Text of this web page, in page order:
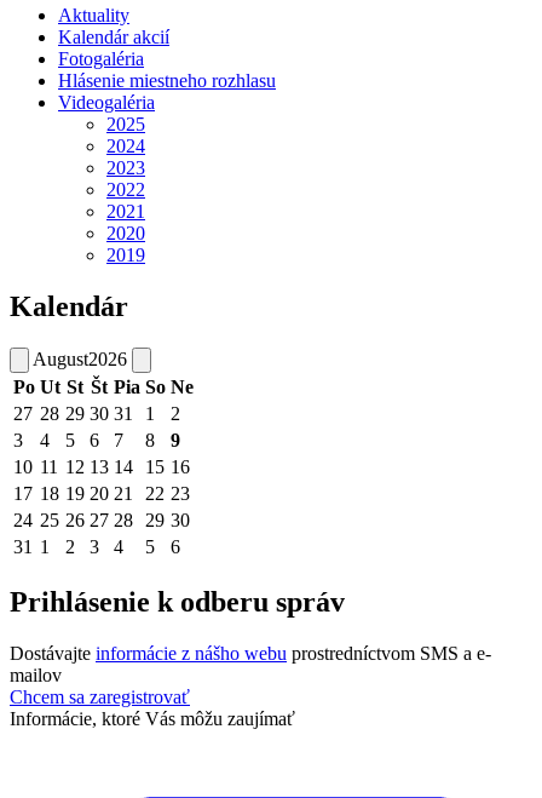
Aktuality
Kalendár akcií
Fotogaléria
Hlásenie miestneho rozhlasu
Videogaléria
2025
2024
2023
2022
2021
2020
2019
Kalendár
August2026
Po Ut St Št Pia So Ne
27 28 29 30 31 1
2
3
4 5 6 7 8
9
10 11 12 13 14 15 16
17 18 19 20 21 22 23
24 25 26 27 28 29 30
31 1 2 3 4 5 6
Prihlásenie k odberu správ
Dostávajte informácie z nášho webu prostredníctvom SMS a e-
mailov
Chcem sa zaregistrovať
Informácie, ktoré Vás môžu zaujímať